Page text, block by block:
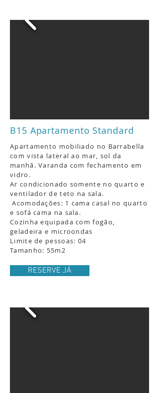
B15 Apartamento Standard
Apartamento mobiliado no Barrabella
com vista lateral ao mar, sol da
manhã. Varanda com fechamento em
vidro.
Ar condicionado somente no quarto e
ventilador de teto na sala.
Acomodações: 1 cama casal no quarto
e sofá cama na sala.
Cozinha equipada com fogão,
geladeira e microondas
Limite de pessoas: 04
Tamanho: 55m2
RESERVE JÁ